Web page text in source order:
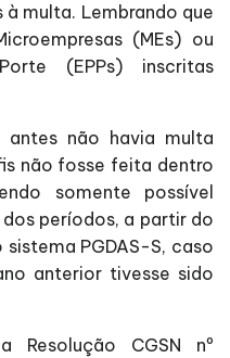
multa. Lembrando que
(MEs) ou
(EPPs) inscritas
não havia multa
não fosse feita dentro
somente possível
períodos, a partir do
PGDAS-S, caso
anterior tivesse sido
Resolução CGSN nº